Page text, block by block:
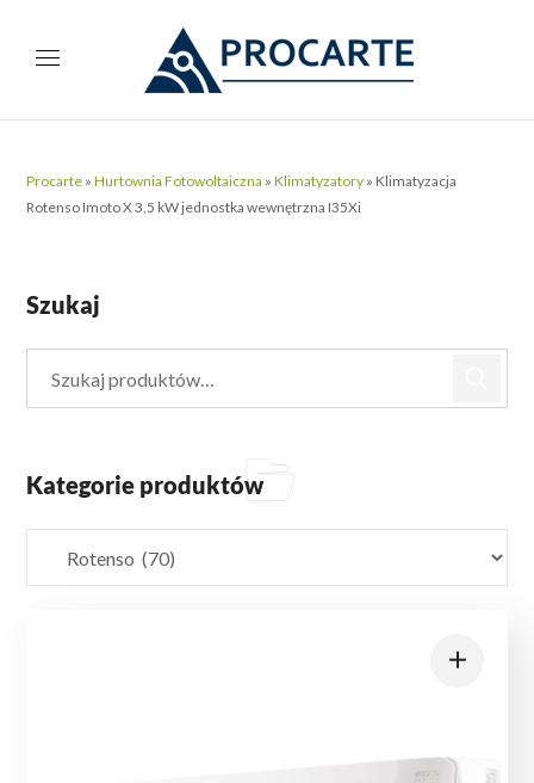
Procarte »Hurtownia Fotowoltaiczna »Klimatyzatory » Klimatyzacja
Rotenso Imoto X 3,5 kW jednostka wewnętrzna I35Xi
Szukaj
Kategorie produktów